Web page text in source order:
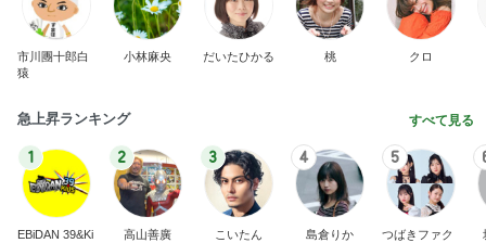
市川團十郎白
猿
小林麻央 だいたひかる 桃 クロ
急上昇ランキング すべて見る
1
EBiDAN 39&Ki
2
高山善廣
3
こいたん
4
島倉りか
5
つばきファク